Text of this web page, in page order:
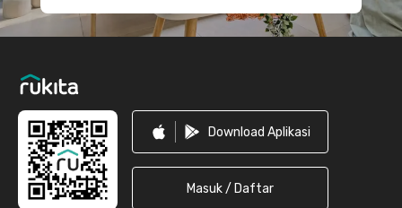
Download Aplikasi
Masuk / Daftar